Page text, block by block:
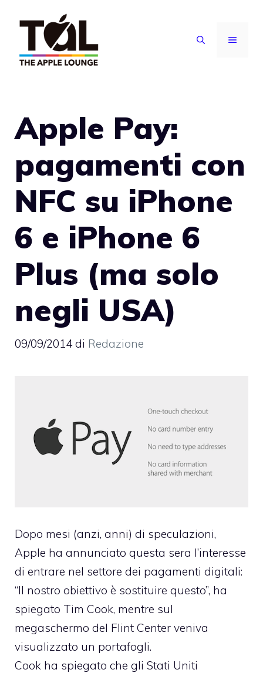
contenuto
MENU
Apple Pay:
pagamenti con
NFC su iPhone
6 e iPhone 6
Plus (ma solo
negli USA)
09/09/2014 di Redazione
Dopo mesi (anzi, anni) di speculazioni,
Apple ha annunciato questa sera l’interesse
di entrare nel settore dei pagamenti digitali:
“Il nostro obiettivo è sostituire questo”, ha
spiegato Tim Cook, mentre sul
megaschermo del Flint Center veniva
visualizzato un portafogli.
Cook ha spiegato che gli Stati Uniti